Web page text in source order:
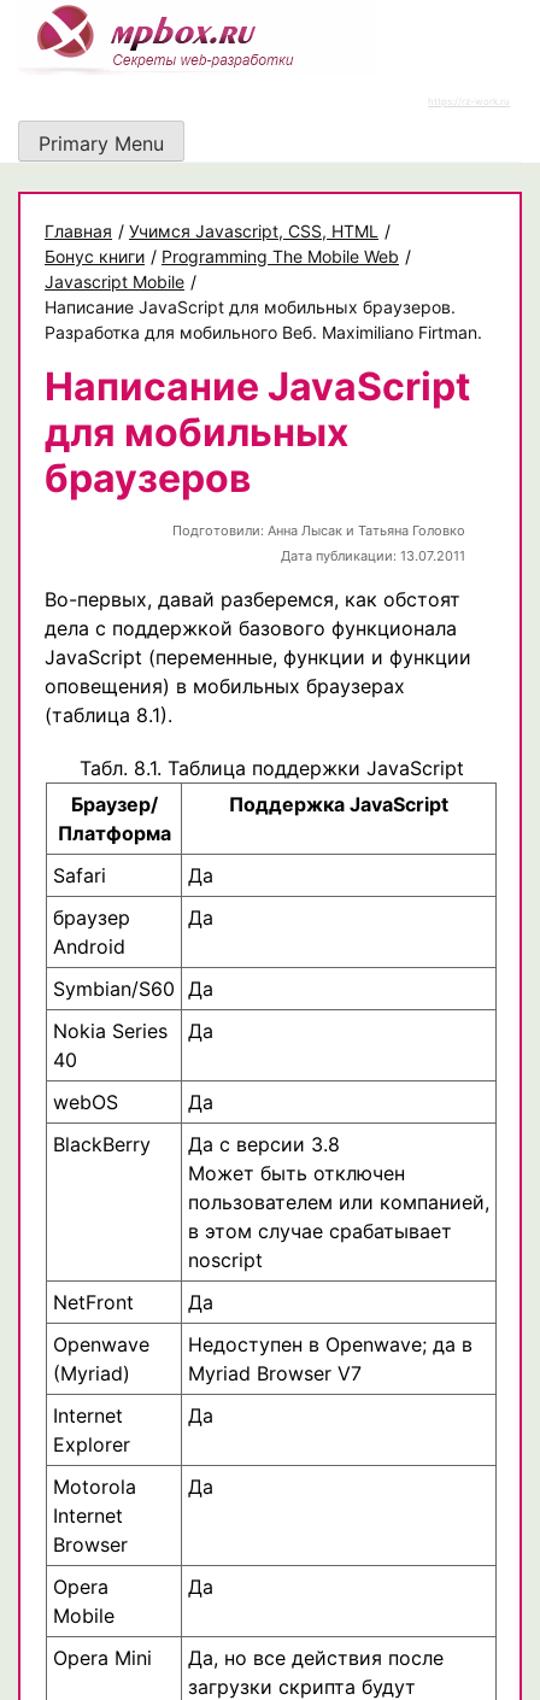
content
https://rz-work.ru
Primary Menu
Главная / Учимся Javascript, CSS, HTML
/
Бонус книги / Programming The Mobile Web /
Javascript Mobile /
Написание JavaScript для мобильных браузеров.
Разработка для мобильного Веб. Maximiliano Firtman.
Написание JavaScript
для мобильных
браузеров
Подготовили: Анна Лысак и Татьяна Головко
Дата публикации: 13.07.2011
Во-первых, давай разберемся, как обстоят
дела с поддержкой базового функционала
JavaScript (переменные, функции и функции
оповещения) в мобильных браузерах
(таблица 8.1).
Табл. 8.1. Таблица поддержки JavaScript
Браузер/
Платформа
Поддержка JavaScript
Safari
Да
браузер
Android
Да
Symbian/S60 Да
Nokia Series
40
Да
webOS
Да
BlackBerry
Да с версии 3.8
Может быть отключен
пользователем или компанией,
в этом случае срабатывает
noscript
NetFront
Да
Openwave
(Myriad)
Недоступен в Openwave; да в
Myriad Browser V7
Internet
Explorer
Да
Motorola
Internet
Browser
Да
Opera
Mobile
Да
Opera Mini
Да, но все действия после
загрузки скрипта будут